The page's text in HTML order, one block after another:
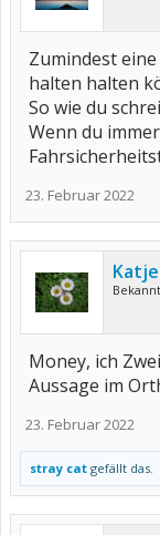
Zumindest
halten halten
So wie du
Wenn du
23. Februar 2022
Money, ich
Aussage im
23. Februar 2022
stray cat gefällt das.